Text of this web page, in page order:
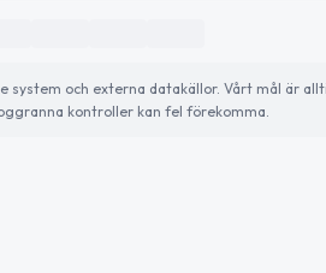
och externa datakällor. Vårt mål är
kontroller kan fel förekomma.